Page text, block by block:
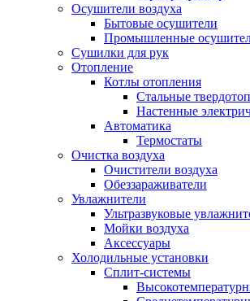
Осушители воздуха
Бытовые осушители
Промышленные
Сушилки для рук
Отопление
Котлы отопления
Стальные
Настенные
Автоматика
Термостаты
Очистка воздуха
Очистители воздуха
Обеззараживатели
Увлажнители
Ультразвуковые
Мойки воздуха
Аксессуары
Холодильные установки
Сплит-системы